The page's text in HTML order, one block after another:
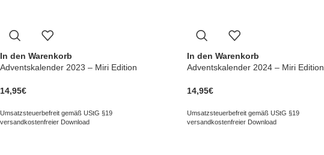
In den Warenkorb
Adventskalender 2023 – Miri Edition
14,95€
Umsatzsteuerbefreit gemäß UStG §19
versandkostenfreier Download
In den Warenkorb
Adventskalender 2024 – Miri Edition
14,95€
Umsatzsteuerbefreit gemäß UStG §19
versandkostenfreier Download